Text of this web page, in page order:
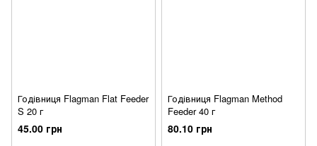
Годівниця Flagman Flat Feeder
S 20 г
45.00 грн
Годівниця Flagman Method
Feeder 40 г
80.10 грн